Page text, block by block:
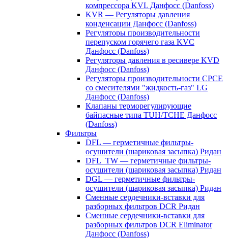
компрессора KVL Данфосс (Danfoss)
KVR — Регуляторы давления
конденсации Данфосс (Danfoss)
Регуляторы производительности
перепуском горячего газа KVC
Данфосс (Danfoss)
Регуляторы давления в ресивере KVD
Данфосс (Danfoss)
Регуляторы производительности CPCE
со смесителями "жидкость-газ" LG
Данфосс (Danfoss)
Клапаны терморегулирующие
байпасные типа TUH/TCHE Данфосс
(Danfoss)
Фильтры
DFL — герметичные фильтры-
осушители (шариковая засыпка) Ридан
DFL_TW — герметичные фильтры-
осушители (шариковая засыпка) Ридан
DGL — герметичные фильтры-
осушители (шариковая засыпка) Ридан
Сменные сердечники-вставки для
разборных фильтров DCR Ридан
Сменные сердечники-вставки для
разборных фильтров DCR Eliminator
Данфосс (Danfoss)